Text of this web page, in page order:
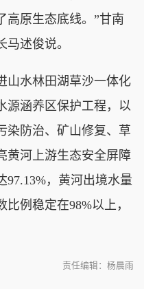
高原生态底线。”甘南
述俊说。
水林田湖草沙一体化
源涵养区保护工程，以
染防治、矿山修复、草
黄河上游生态安全屏障
97.13%，黄河出境水量
例稳定在98%以上，
责任编辑：杨晨雨